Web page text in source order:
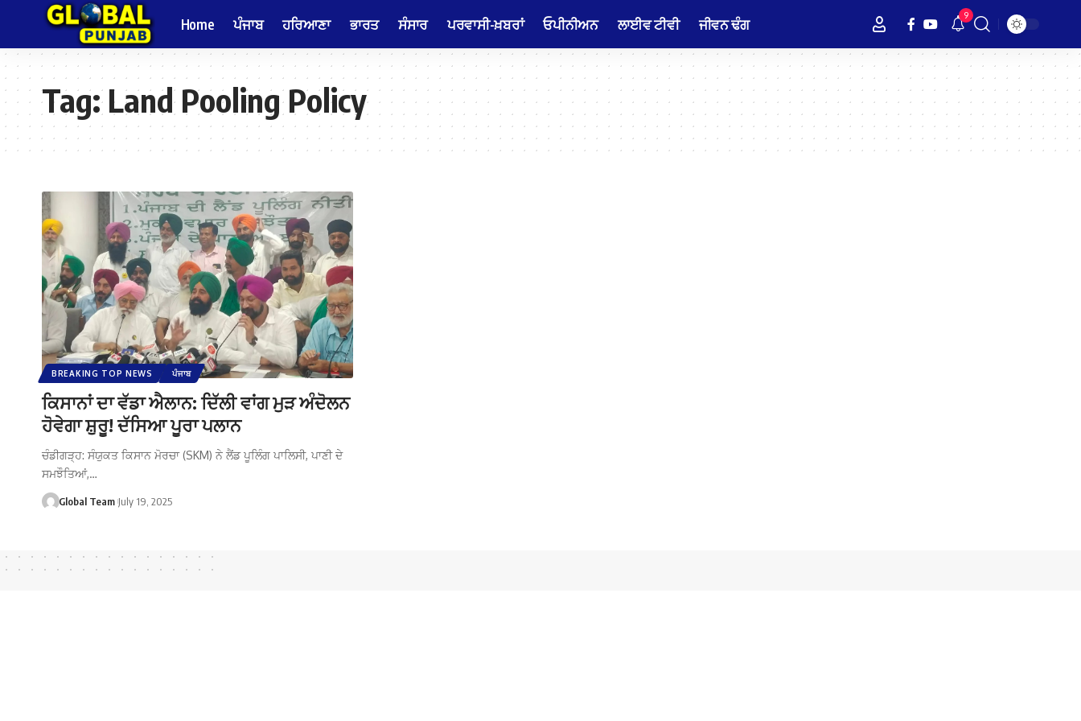
Home ਪੰਜਾਬ ਹਰਿਆਣਾ ਭਾਰਤ ਸੰਸਾਰ ਪਰਵਾਸੀ-ਖ਼ਬਰਾਂ ਓਪੀਨੀਅਨ ਲਾਈਵ ਟੀਵੀ ਜੀਵਨ ਢੰਗ 9
Tag:Land Pooling Policy
BREAKING TOP NEWS ਪੰਜਾਬ
ਕਿਸਾਨਾਂ ਦਾ ਵੱਡਾ ਐਲਾਨ: ਦਿੱਲੀ ਵਾਂਗ ਮੁੜ ਅੰਦੋਲਨ
ਹੋਵੇਗਾ ਸ਼ੁਰੂ! ਦੱਸਿਆ ਪੂਰਾ ਪਲਾਨ
ਚੰਡੀਗੜ੍ਹ: ਸੰਯੁਕਤ ਕਿਸਾਨ ਮੋਰਚਾ (SKM) ਨੇ ਲੈਂਡ ਪੂਲਿੰਗ ਪਾਲਿਸੀ, ਪਾਣੀ ਦੇ
ਸਮਝੌਤਿਆਂ,…
Global Team July 19, 2025